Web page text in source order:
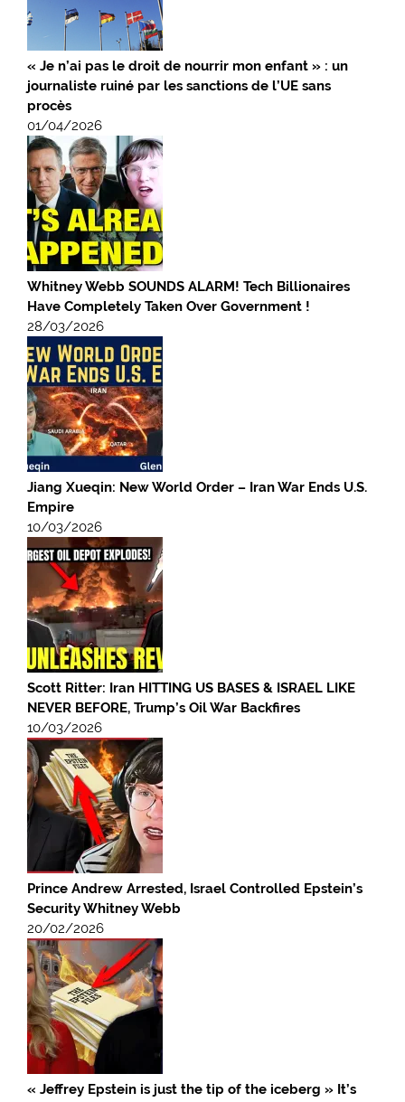
« Je n’ai pas le droit de nourrir mon enfant » : un
journaliste ruiné par les sanctions de l’UE sans
procès
01/04/2026
Whitney Webb SOUNDS ALARM! Tech Billionaires
Have Completely Taken Over Government !
28/03/2026
Jiang Xueqin: New World Order – Iran War Ends U.S.
Empire
10/03/2026
Scott Ritter: Iran HITTING US BASES & ISRAEL LIKE
NEVER BEFORE, Trump’s Oil War Backfires
10/03/2026
Prince Andrew Arrested, Israel Controlled Epstein’s
Security Whitney Webb
20/02/2026
« Jeffrey Epstein is just the tip of the iceberg » It’s